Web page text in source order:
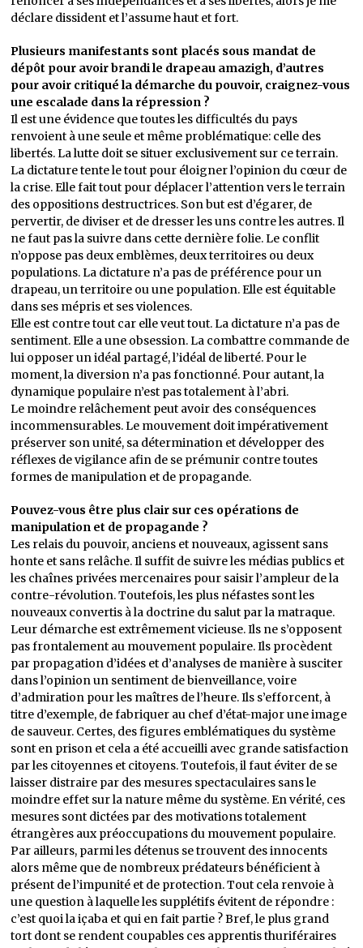
déclare dissident et l’assume haut et fort.
Plusieurs manifestants sont placés sous mandat de
dépôt pour avoir brandi le drapeau amazigh, d’autres
pour avoir critiqué la démarche du pouvoir, craignez-vous
une escalade dans la répression ?
Il est une évidence que toutes les difficultés du pays
renvoient à une seule et même problématique: celle des
libertés. La lutte doit se situer exclusivement sur ce terrain.
La dictature tente le tout pour éloigner l’opinion du cœur de
la crise. Elle fait tout pour déplacer l’attention vers le terrain
des oppositions destructrices. Son but est d’égarer, de
pervertir, de diviser et de dresser les uns contre les autres. Il
ne faut pas la suivre dans cette dernière folie. Le conflit
n’oppose pas deux emblèmes, deux territoires ou deux
populations. La dictature n’a pas de préférence pour un
drapeau, un territoire ou une population. Elle est équitable
dans ses mépris et ses violences.
Elle est contre tout car elle veut tout. La dictature n’a pas de
sentiment. Elle a une obsession. La combattre commande de
lui opposer un idéal partagé, l’idéal de liberté. Pour le
moment, la diversion n’a pas fonctionné. Pour autant, la
dynamique populaire n’est pas totalement à l’abri.
Le moindre relâchement peut avoir des conséquences
incommensurables. Le mouvement doit impérativement
préserver son unité, sa détermination et développer des
réflexes de vigilance afin de se prémunir contre toutes
formes de manipulation et de propagande.
Pouvez-vous être plus clair sur ces opérations de
manipulation et de propagande ?
Les relais du pouvoir, anciens et nouveaux, agissent sans
honte et sans relâche. Il suffit de suivre les médias publics et
les chaînes privées mercenaires pour saisir l’ampleur de la
contre-révolution. Toutefois, les plus néfastes sont les
nouveaux convertis à la doctrine du salut par la matraque.
Leur démarche est extrêmement vicieuse. Ils ne s’opposent
pas frontalement au mouvement populaire. Ils procèdent
par propagation d’idées et d’analyses de manière à susciter
dans l’opinion un sentiment de bienveillance, voire
d’admiration pour les maîtres de l’heure. Ils s’efforcent, à
titre d’exemple, de fabriquer au chef d’état-major une image
de sauveur. Certes, des figures emblématiques du système
sont en prison et cela a été accueilli avec grande satisfaction
par les citoyennes et citoyens. Toutefois, il faut éviter de se
laisser distraire par des mesures spectaculaires sans le
moindre effet sur la nature même du système. En vérité, ces
mesures sont dictées par des motivations totalement
étrangères aux préoccupations du mouvement populaire.
Par ailleurs, parmi les détenus se trouvent des innocents
alors même que de nombreux prédateurs bénéficient à
présent de l’impunité et de protection. Tout cela renvoie à
une question à laquelle les supplétifs évitent de répondre :
c’est quoi la içaba et qui en fait partie ? Bref, le plus grand
tort dont se rendent coupables ces apprentis thuriféraires